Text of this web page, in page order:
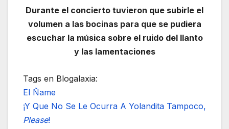
Durante el concierto tuvieron que subirle el
volumen a las bocinas para que se pudiera
escuchar la música sobre el ruido del llanto
y las lamentaciones
Tags en Blogalaxia:
El Ñame
¡Y Que No Se Le Ocurra A Yolandita Tampoco,
Please!